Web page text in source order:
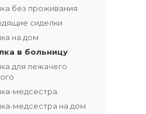
без проживания
сиделки
на дом
в больницу
для лежачего
медсестра
медсестра на дом